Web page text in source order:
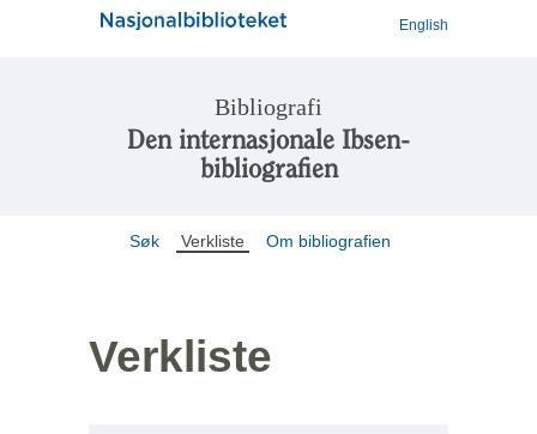
English
Bibliografi
Den internasjonale Ibsen-
bibliografien
Søk Verkliste Om bibliografien
Verkliste